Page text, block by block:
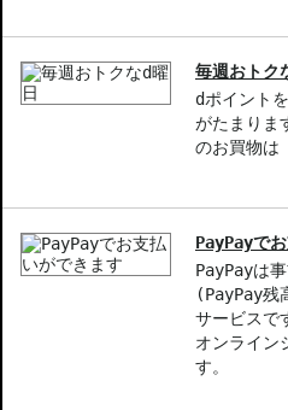
◇この商品はラッピングができませ
フローラルフルーティウッディ-明
日本文化の象徴ムラサキ-洗練さと
ピレーション
四季を通じて使用可能-日中から夜
【こんな方へおすすめ】
日常から特別な日まで、香りを楽し
毎週おトク
dポイント
がたまりま
のお買物は
PayPayで
PayPayは
(PayPay残
サービスで
オンライン
す。